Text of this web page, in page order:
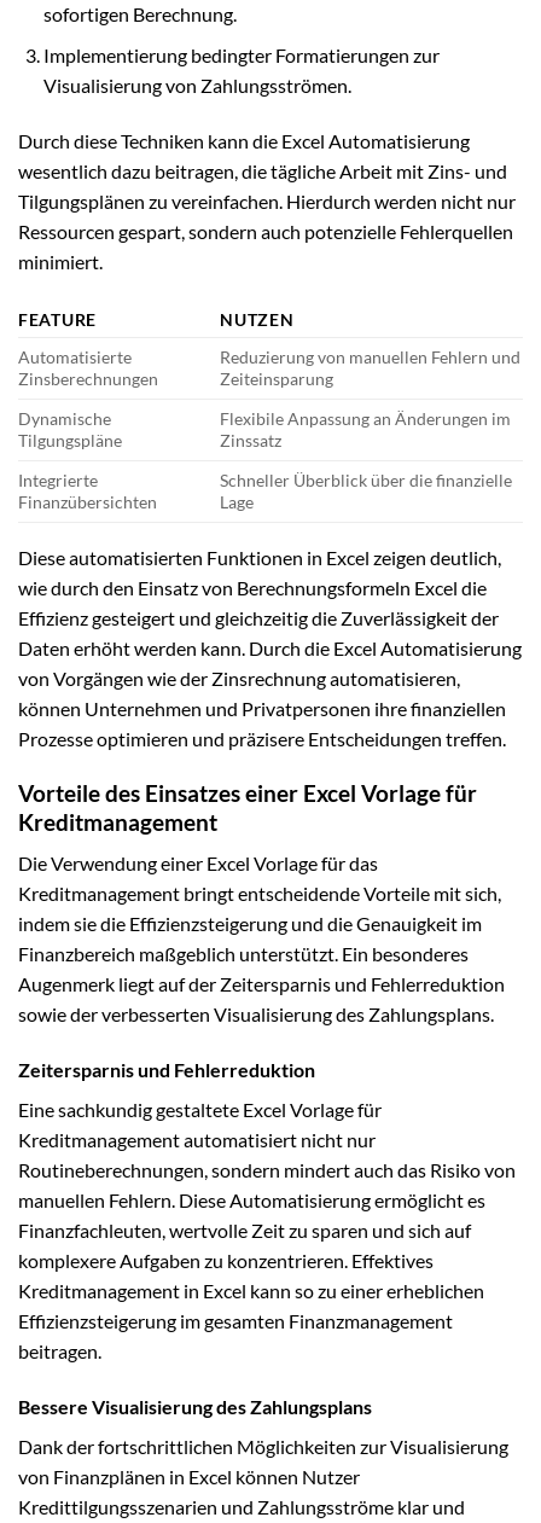
sofortigen Berechnung.
Implementierung bedingter Formatierungen zur
Visualisierung von Zahlungsströmen.
Durch diese Techniken kann die Excel Automatisierung
wesentlich dazu beitragen, die tägliche Arbeit mit Zins- und
Tilgungsplänen zu vereinfachen. Hierdurch werden nicht nur
Ressourcen gespart, sondern auch potenzielle Fehlerquellen
minimiert.
FEATURE
NUTZEN
Automatisierte
Zinsberechnungen
Reduzierung von manuellen Fehlern und
Zeiteinsparung
Dynamische
Tilgungspläne
Flexibile Anpassung an Änderungen im
Zinssatz
Integrierte
Finanzübersichten
Schneller Überblick über die finanzielle
Lage
Diese automatisierten Funktionen in Excel zeigen deutlich,
wie durch den Einsatz von Berechnungsformeln Excel die
Effizienz gesteigert und gleichzeitig die Zuverlässigkeit der
Daten erhöht werden kann. Durch die Excel Automatisierung
von Vorgängen wie der Zinsrechnung automatisieren,
können Unternehmen und Privatpersonen ihre finanziellen
Prozesse optimieren und präzisere Entscheidungen treffen.
Vorteile des Einsatzes einer Excel Vorlage für
Kreditmanagement
Die Verwendung einer Excel Vorlage für das
Kreditmanagement bringt entscheidende Vorteile mit sich,
indem sie die Effizienzsteigerung und die Genauigkeit im
Finanzbereich maßgeblich unterstützt. Ein besonderes
Augenmerk liegt auf der Zeitersparnis und Fehlerreduktion
sowie der verbesserten Visualisierung des Zahlungsplans.
Zeitersparnis und Fehlerreduktion
Eine sachkundig gestaltete Excel Vorlage für
Kreditmanagement automatisiert nicht nur
Routineberechnungen, sondern mindert auch das Risiko von
manuellen Fehlern. Diese Automatisierung ermöglicht es
Finanzfachleuten, wertvolle Zeit zu sparen und sich auf
komplexere Aufgaben zu konzentrieren. Effektives
Kreditmanagement in Excel kann so zu einer erheblichen
Effizienzsteigerung im gesamten Finanzmanagement
beitragen.
Bessere Visualisierung des Zahlungsplans
Dank der fortschrittlichen Möglichkeiten zur Visualisierung
von Finanzplänen in Excel können Nutzer
Kredittilgungsszenarien und Zahlungsströme klar und